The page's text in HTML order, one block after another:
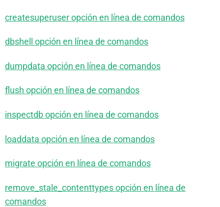
createsuperuser opción en línea de comandos
dbshell opción en línea de comandos
dumpdata opción en línea de comandos
flush opción en línea de comandos
inspectdb opción en línea de comandos
loaddata opción en línea de comandos
migrate opción en línea de comandos
remove_stale_contenttypes opción en línea de
comandos